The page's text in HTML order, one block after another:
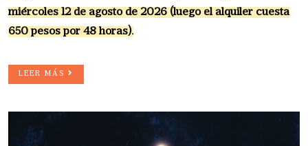
miércoles 12 de agosto de 2026 (luego el alquiler cuesta
650 pesos por 48 horas).
LEER MÁS